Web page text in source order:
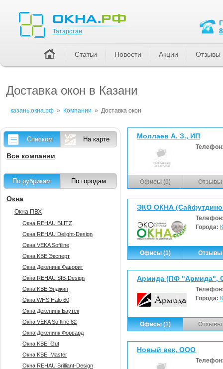
Доставка окон в Казани
казань.окна.рф » Компании » Доставка окон
Моллаев А. З., ИП
Офисы (0) Отзывы
ЭКО ОКНА
Города:
Офисы (1) Отзывы
Армида (ПФ "Армида",
Города:
Офисы (1) Отзывы
Новый век, ООО
Списком На карте
Все компании
По рубрикам По городам
Окна
Окна ПВХ
Окна REHAU BLITZ
Окна REHAU Delight-Design
Окна VEKA Softline
Окна KBE Эксперт
Окна Декенинк Фаворит
Окна REHAU SIB-Design
Окна KBE Энджин
Окна WHS Halo 60
Окна Декенинк Баутек
Окна VEKA Softline 82
Окна Декенинк Форвард
Окна KBE_Gut
Окна KBE_Master
Окна REHAU Brilliant-Design
Татарстан
Статьи Новости Акции Отзывы